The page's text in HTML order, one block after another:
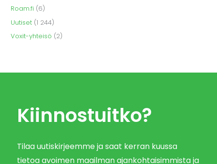
Roam.fi (6)
Uutiset (1 244)
Voxit-yhteisö (2)
Kiinnostuitko?
Tilaa uutiskirjeemme ja saat kerran kuussa
tietoa avoimen maailman ajankohtaisimmista ja